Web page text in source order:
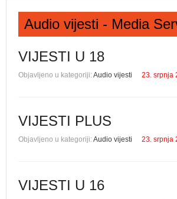
Audio vijesti - Media
VIJESTI U 18
Objavljeno u kategoriji:Audio vijesti 23. srpnja
VIJESTI PLUS
Objavljeno u kategoriji:Audio vijesti 23. srpnja
VIJESTI U 16
Zaboravili ste lozinku?